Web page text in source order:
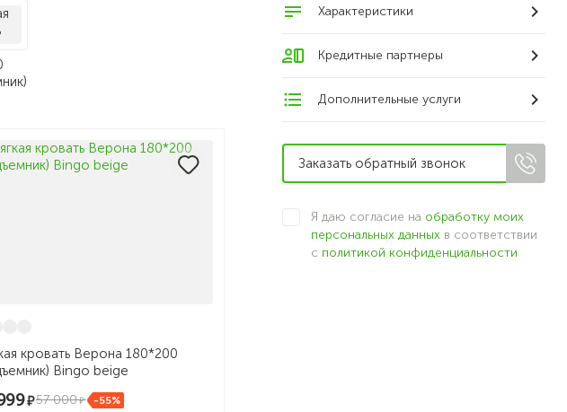
кровать Верона 180*200
Bingo beige
57 000 -55%
Характеристики
Кредитные партнеры
Дополнительные услуги
Я даю согласие на обработку моих
персональных данных в соответствии
с политикой конфиденциальности